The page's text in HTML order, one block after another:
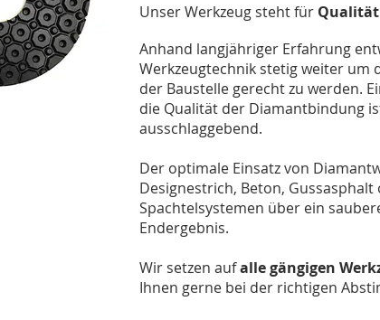
Unser Werkzeug steht für Qualität
Anhand langjähriger Erfahrung
Werkzeugtechnik stetig weiter um
der Baustelle gerecht zu werden.
die Qualität der Diamantbindung
ausschlaggebend.
Der optimale Einsatz von
Designestrich, Beton,
Spachtelsystemen über ein
Endergebnis.
Wir setzen aufalle gängigen
Ihnen gerne bei der richtigen